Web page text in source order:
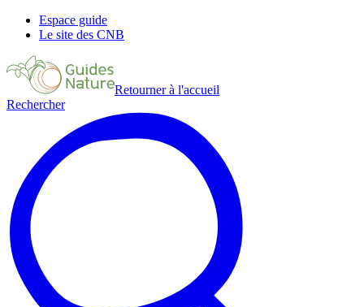
Espace guide
Le site des CNB
Retourner à l'accueil
Rechercher